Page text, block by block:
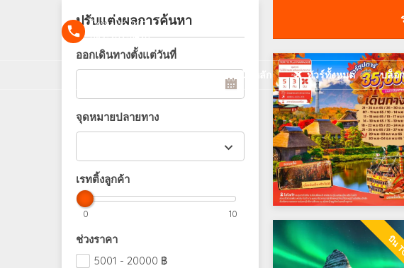
โทรหาเรา 24/7
089-202-6420
หน้าหลัก ทัวร์ทั้งหมด บล็อก
ปรับแต่งผลการค้นหา
จุดหมายปลายทาง
ออกเดินทางตั้งแต่วันที่
เรทติ้งลูกค้า
0 10
ช่วงราคา
5001 - 20000 ฿
บิน